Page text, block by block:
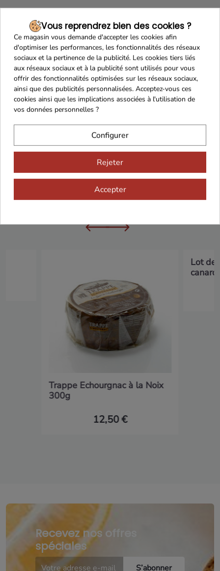
Franco de port 79€ Livraison 24h/48h
Cadeaux dès 99€
Vous aimerez aussi...
Trappe Echourgnac à la Noix
300g
12,50 €
Lot de
Recevez nos offres
spéciales
Vous reprendrez bien des cookies ?
Ce magasin vous demande d'accepter les cookies afin
d'optimiser les performances, les fonctionnalités des réseaux
sociaux et la pertinence de la publicité. Les cookies tiers liés
aux réseaux sociaux et à la publicité sont utilisés pour vous
offrir des fonctionnalités optimisées sur les réseaux sociaux,
ainsi que des publicités personnalisées. Acceptez-vous ces
cookies ainsi que les implications associées à l'utilisation de
vos données personnelles ?
Configurer
Rejeter
Accepter